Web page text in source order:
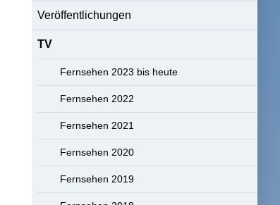
Veröffentlichungen
TV
Fernsehen 2023 bis heute
Fernsehen 2022
Fernsehen 2021
Fernsehen 2020
Fernsehen 2019